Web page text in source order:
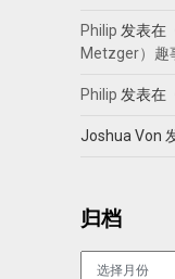
Philip 发表在
Metzger）趣
Philip 发表在
Joshua Von
归档